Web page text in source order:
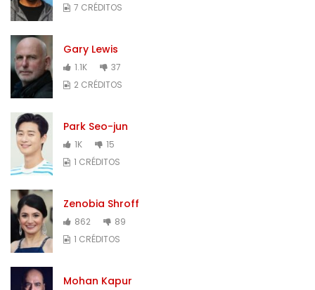
7 CRÉDITOS
Gary Lewis
1.1K
37
2 CRÉDITOS
Park Seo-jun
1K
15
1 CRÉDITOS
Zenobia Shroff
862
89
1 CRÉDITOS
Mohan Kapur